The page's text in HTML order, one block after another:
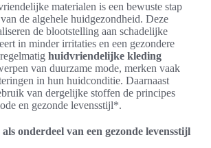
materialen is een bewuste stap
de algehele huidgezondheid. Deze
de blootstelling aan schadelijke
in minder irritaties en een gezondere
huidvriendelijke kleding
van duurzame mode, merken vaak
in hun huidconditie. Daarnaast
van dergelijke stoffen de principes
en gezonde levensstijl*.
onderdeel van een gezonde levensstijl